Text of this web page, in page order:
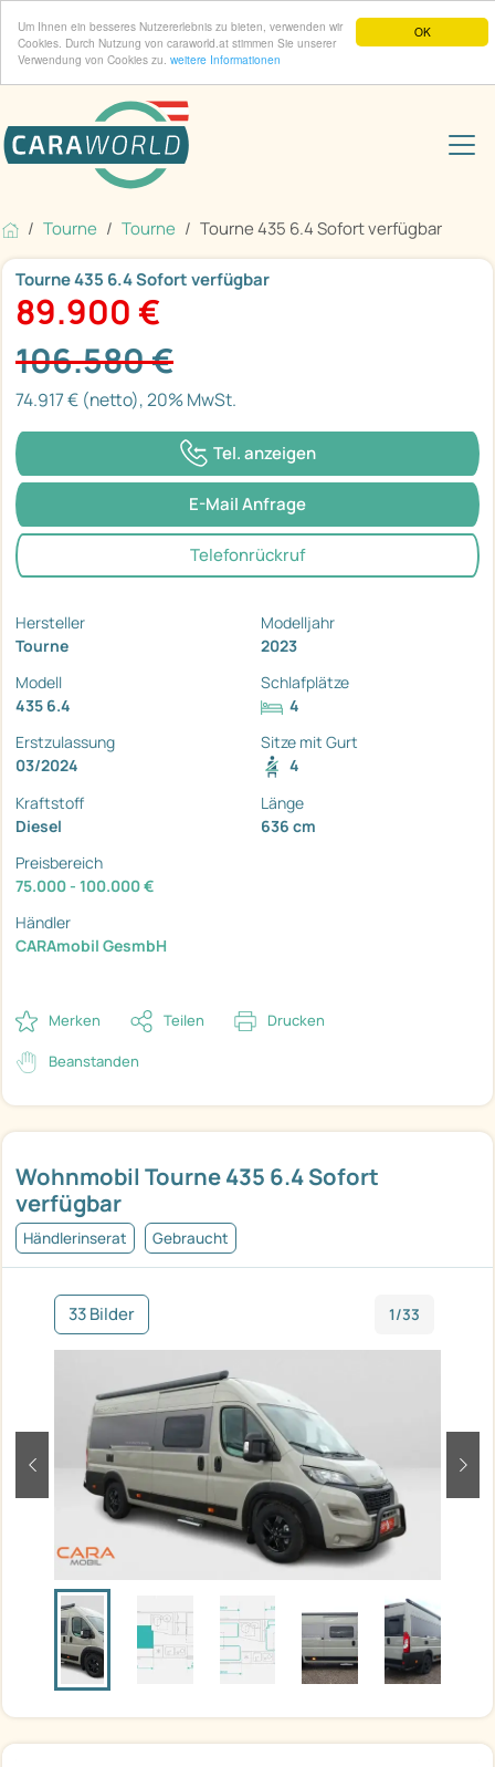
OK
Um Ihnen ein besseres Nutzererlebnis zu bieten, verwenden wir
Cookies. Durch Nutzung von caraworld.at stimmen Sie unserer
Verwendung von Cookies zu. weitere Informationen
Tourne Tourne Tourne 435 6.4 Sofort verfügbar
Wohnmobil Tourne 435 6.4 Sofort
verfügbar
Händlerinserat Gebraucht
33 Bilder 1/33
zurück
Tourne 435 6.4 Sofort verfügbar
89.900 €
106.580 €
74.917 € (netto), 20% MwSt.
Tel. anzeigen
E-Mail Anfrage
Telefonrückruf
Hersteller
Tourne
Modelljahr
2023
Modell
435 6.4
Schlafplätze
4
Erstzulassung
03/2024
Sitze mit Gurt
4
Kraftstoff
Diesel
Länge
636 cm
Preisbereich
75.000 - 100.000 €
Händler
CARAmobil GesmbH
Merken Teilen Drucken
Beanstanden